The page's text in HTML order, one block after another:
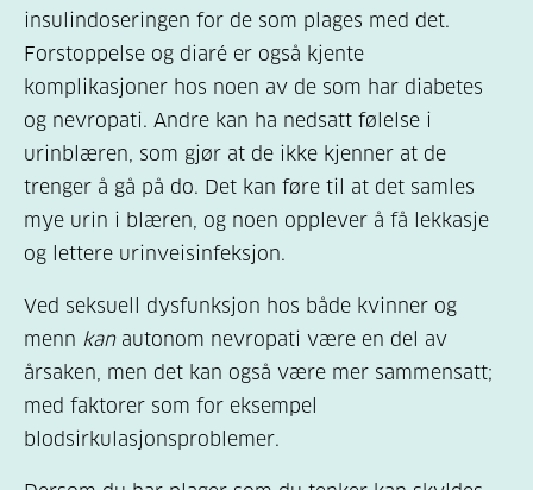
insulindoseringen for de som plages med det.
Forstoppelse og diaré er også kjente
komplikasjoner hos noen av de som har diabetes
og nevropati. Andre kan ha nedsatt følelse i
urinblæren, som gjør at de ikke kjenner at de
trenger å gå på do. Det kan føre til at det samles
mye urin i blæren, og noen opplever å få lekkasje
og lettere urinveisinfeksjon.
Ved seksuell dysfunksjon hos både kvinner og
menn kan autonom nevropati være en del av
årsaken, men det kan også være mer sammensatt;
med faktorer som for eksempel
blodsirkulasjonsproblemer.